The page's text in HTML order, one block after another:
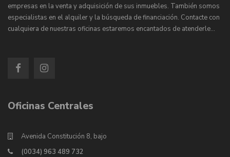
empresas en la venta y adquisición de sus inmuebles. También somos
especialistas en el alquiler y la búsqueda de financiación. Contacte con
cualquiera de nuestras oficinas estaremos encantados de atenderle…
Oficinas Centrales
Avenida Constitución 8, bajo
(0034) 963 489 732